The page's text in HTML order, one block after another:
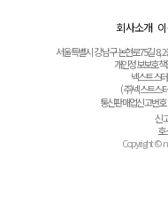
회사소개
서울특별시 강남구 논현로75길 8,
개인정보보호
넥스트스
(주)넥스트스
통신판매업신고번호
신
호
Copyright ©